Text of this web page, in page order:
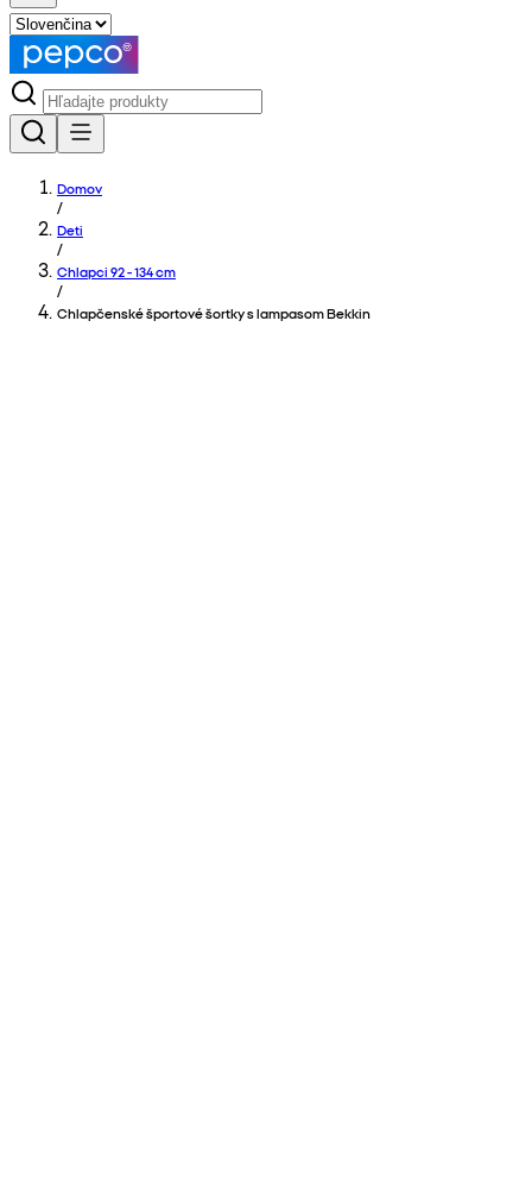
Domov
/
Deti
/
Chlapci 92 - 134 cm
/
Chlapčenské športové šortky s lampasom Bekkin